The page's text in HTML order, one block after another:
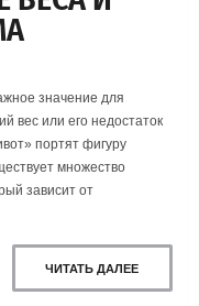
значение для
вес или его недостаток
портят фигуру
множество
зависит от
ЧИТАТЬ ДАЛЕЕ